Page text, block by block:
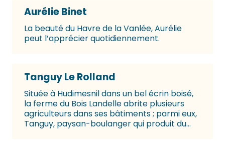
Aurélie Binet
La beauté du Havre de la Vanlée, Aurélie
peut l’apprécier quotidiennement.
Tanguy Le Rolland
Située à Hudimesnil dans un bel écrin boisé,
la ferme du Bois Landelle abrite plusieurs
agriculteurs dans ses bâtiments ; parmi eux,
Tanguy, paysan-boulanger qui produit du...